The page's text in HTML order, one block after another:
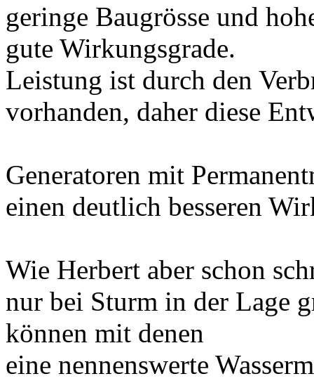
geringe Baugrösse und
gute Wirkungsgrade.
Leistung ist durch den
vorhanden, daher diese
Generatoren mit
einen deutlich besseren
Wie Herbert aber schon
nur bei Sturm in der Lage
können mit denen
eine nennenswerte